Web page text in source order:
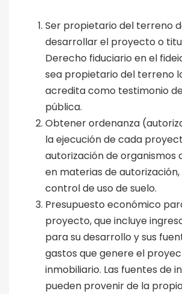
Ser propietario del terreno
desarrollar el proyecto o
Derecho fiduciario en el
sea propietario del terreno
acredita como testimonio
pública.
Obtener ordenanza
la ejecución de cada
autorización de organismos
en materias de
control de uso de suelo.
Presupuesto económico
proyecto, que incluye
para su desarrollo y sus
gastos que genere el
inmobiliario. Las fuentes de
pueden provenir de la